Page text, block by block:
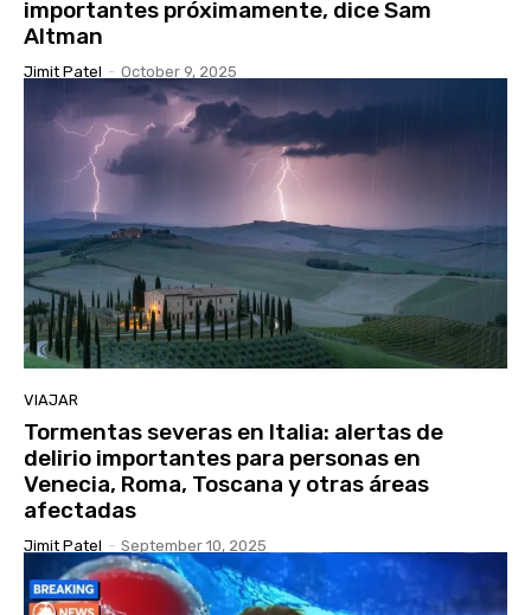
importantes próximamente, dice Sam
Altman
Jimit Patel - October 9, 2025
VIAJAR
Tormentas severas en Italia: alertas de
delirio importantes para personas en
Venecia, Roma, Toscana y otras áreas
afectadas
Jimit Patel - September 10, 2025